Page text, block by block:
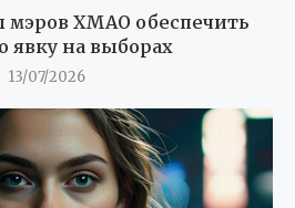
мэров ХМАО обеспечить
явку на выборах
13/07/2026